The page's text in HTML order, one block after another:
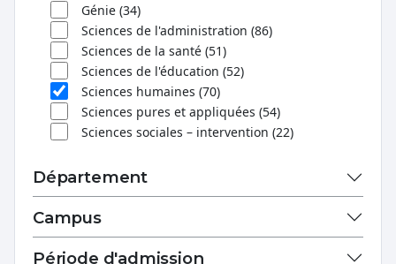
Génie (34)
Sciences de l'administration (86)
Sciences de la santé (51)
Sciences de l'éducation (52)
Sciences humaines (70)
Sciences pures et appliquées (54)
Sciences sociales – intervention (22)
Département
Campus
Période d'admission